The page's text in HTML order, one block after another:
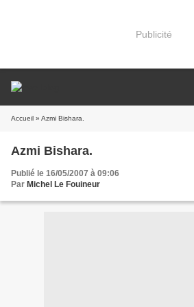
Publicité
Accueil » Azmi Bishara.
Azmi Bishara.
Publié le 16/05/2007 à 09:06
Par Michel Le Fouineur